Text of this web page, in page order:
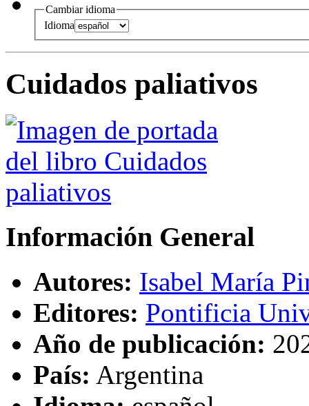
Cambiar idioma
Idioma
Cuidados paliativos
Información General
Autores: Isabel María
Editores: Pontificia
Año de publicación:
País: Argentina